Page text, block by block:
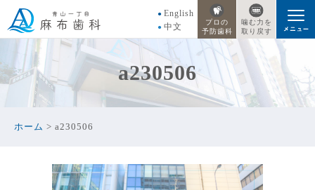
English
中文
プロの
予防歯科
噛む力を
取り戻す
a230506
ホーム > a230506